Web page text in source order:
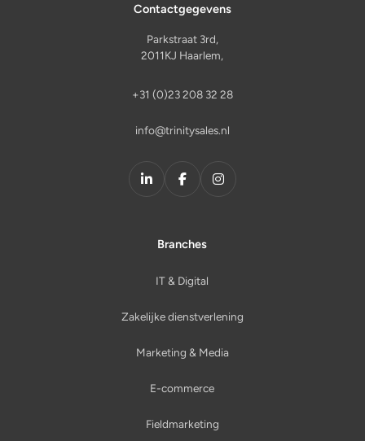
Contactgegevens
Parkstraat 3rd,
2011KJ Haarlem,
+31 (0)23 208 32 28
info@trinitysales.nl
LinkedInFacebookInstagram
Branches
IT & Digital
Zakelijke dienstverlening
Marketing & Media
E-commerce
Fieldmarketing